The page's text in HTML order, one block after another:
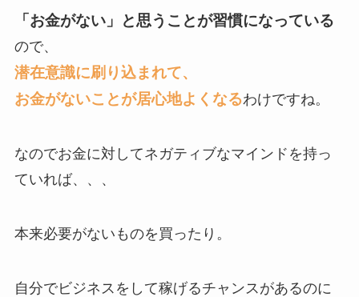
「お金がない」と思うことが習慣になっている
ので、
潜在意識に刷り込まれて、
お金がないことが居心地よくなるわけですね。
なのでお金に対してネガティブなマインドを持っ
ていれば、、、
本来必要がないものを買ったり。
自分でビジネスをして稼げるチャンスがあるのに